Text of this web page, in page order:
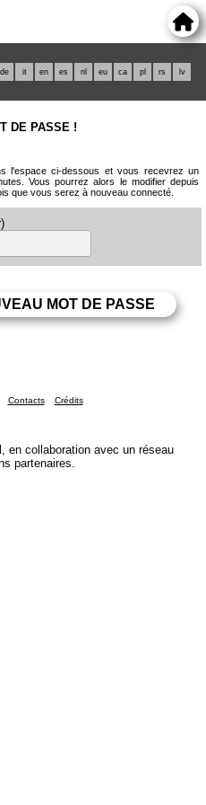
de it en es nl eu ca pl rs lv
DE PASSE !
l'espace ci-dessous et vous recevrez un
Vous pourrez alors le modifier depuis
que vous serez à nouveau connecté.
Contacts Crédits
en collaboration avec un réseau
partenaires.